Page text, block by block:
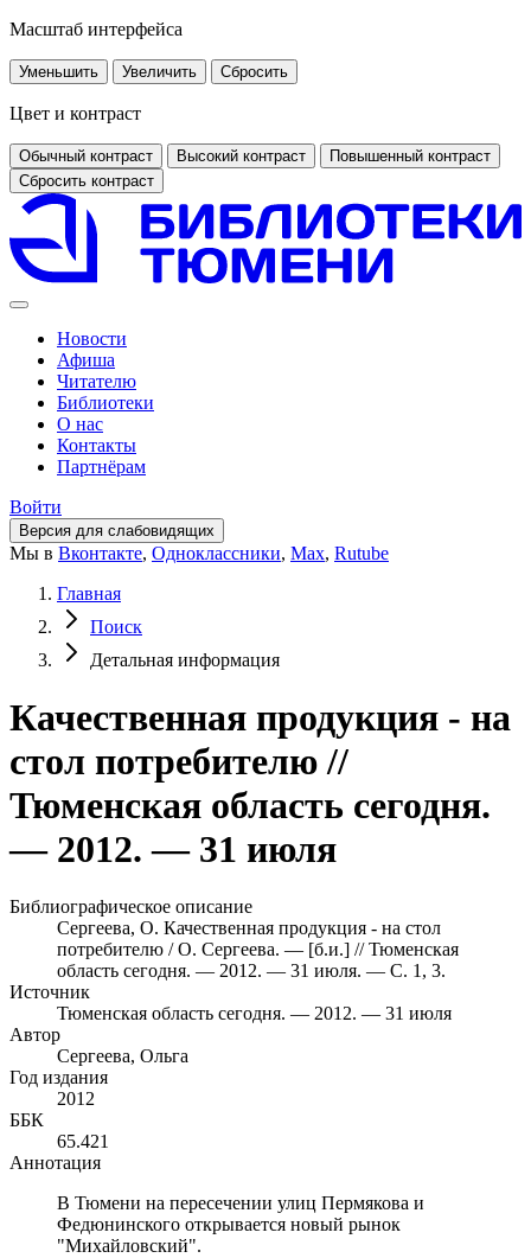
Масштаб интерфейса
Уменьшить Увеличить Сбросить
Цвет и контраст
Обычный контраст Высокий контраст
Повышенный контраст
Сбросить контраст
Новости
Афиша
Читателю
Библиотеки
О нас
Контакты
Партнёрам
Войти
Версия для слабовидящих
Мы в Вконтакте, Одноклассники, Max, Rutube
Главная
Поиск
Детальная информация
Качественная продукция - на
стол потребителю //
Тюменская область сегодня.
— 2012. — 31 июля
Библиографическое описание
Сергеева, О. Качественная продукция - на стол
потребителю / О. Сергеева. — [б.и.] // Тюменская
область сегодня. — 2012. — 31 июля. — С. 1, 3.
Источник
Тюменская область сегодня. — 2012. — 31 июля
Автор
Сергеева, Ольга
Год издания
2012
ББК
65.421
Аннотация
В Тюмени на пересечении улиц Пермякова и
Федюнинского открывается новый рынок
"Михайловский".